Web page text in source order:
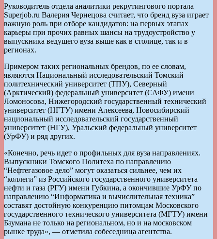
Руководитель отдела аналитики рекрутингового портала
Superjob.ru Валерия Чернецова считает, что бренд вуза играет
важную роль при отборе кандидатов: на первых этапах
карьеры при прочих равных шансы на трудоустройство у
выпускника ведущего вуза выше как в столице, так и в
регионах.
Примером таких региональных брендов, по ее словам,
являются Национальный исследовательский Томский
политехнический университет (ТПУ), Северный
(Арктический) федеральный университет (САФУ) имени
Ломоносова, Нижегородский государственный технический
университет (НГТУ) имени Алексеева, Новосибирский
национальный исследовательский государственный
университет (НГУ), Уральский федеральный университет
(УрФУ) и ряд других.
«Конечно, речь идет о профильных для вуза направлениях.
Выпускники Томского Политеха по направлению
“Нефтегазовое дело” могут оказаться сильнее, чем их
“коллеги” из Российского государственного университета
нефти и газа (РГУ) имени Губкина, а окончившие УрФУ по
направлению “Информатика и вычислительная техника”
составят достойную конкуренцию питомцам Московского
государственного технического университета (МГТУ) имени
Баумана не только на региональном, но и на московском
рынке труда», — отметила собеседница агентства.